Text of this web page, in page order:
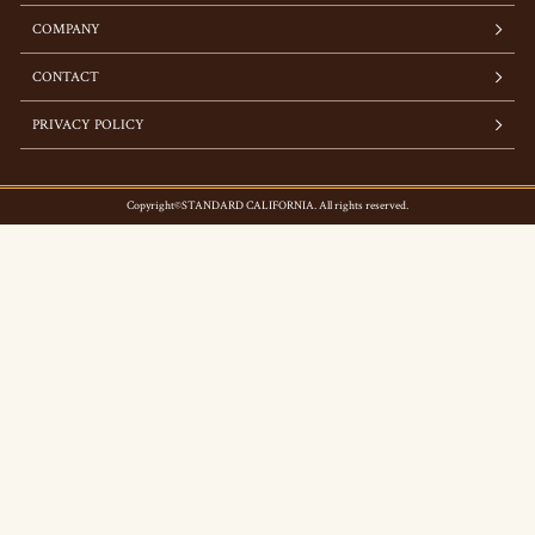
COMPANY
CONTACT
PRIVACY POLICY
Copyright©STANDARD CALIFORNIA. All rights reserved.